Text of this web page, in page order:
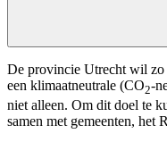
De provincie Utrecht wil
een klimaatneutrale (CO2-
niet alleen. Om dit doel te
samen met gemeenten, het